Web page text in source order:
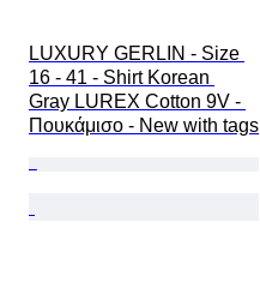
LUXURY GERLIN - Size
16 - 41 - Shirt Korean
Gray LUREX Cotton 9V -
Πουκάμισο - New with tags